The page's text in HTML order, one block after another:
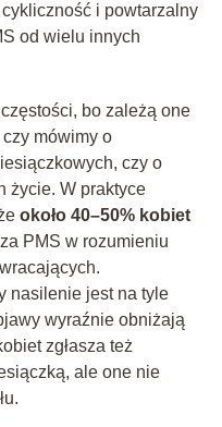
i powtarzalny
od wielu innych
bo zależą one
mówimy o
czy o
życie. W praktyce
około 40–50% kobiet
PMS w rozumieniu
nasilenie jest na tyle
wyraźnie obniżają
zgłasza też
ale one nie